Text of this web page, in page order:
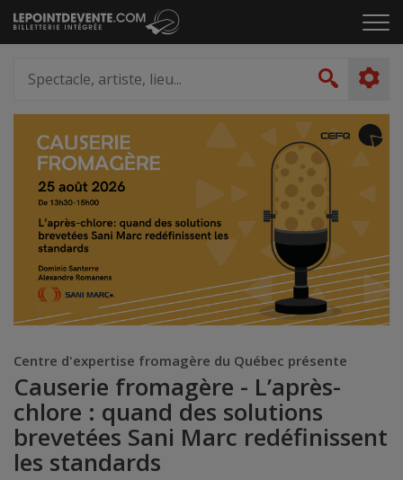
Passer
au
le
artiste,
lieu...
Centre d'expertise fromagère du Québec présente
Causerie fromagère - L’après-
chlore : quand des solutions
brevetées Sani Marc redéfinissent
les standards